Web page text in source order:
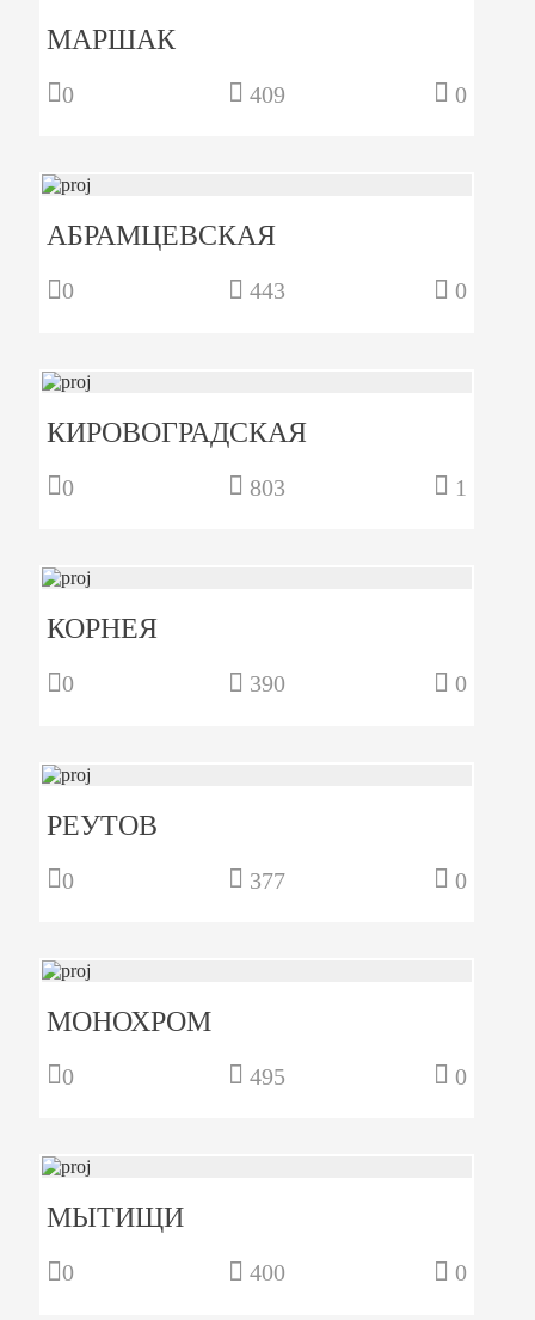
МАРШАК
0 409 0
АБРАМЦЕВСКАЯ
0 443 0
КИРОВОГРАДСКАЯ
0 803 1
КОРНЕЯ
0 390 0
РЕУТОВ
0 377 0
МОНОХРОМ
0 495 0
МЫТИЩИ
0 400 0